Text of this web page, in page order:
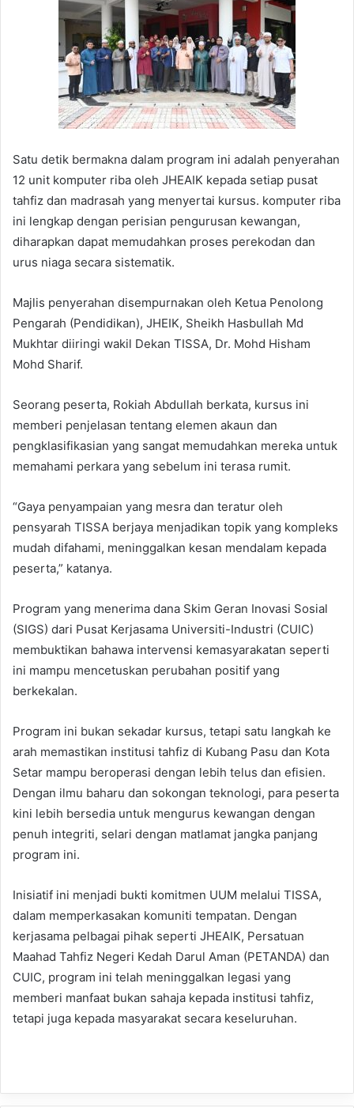
Satu detik bermakna dalam program ini adalah penyerahan
12 unit komputer riba oleh JHEAIK kepada setiap pusat
tahfiz dan madrasah yang menyertai kursus. komputer riba
ini lengkap dengan perisian pengurusan kewangan,
diharapkan dapat memudahkan proses perekodan dan
urus niaga secara sistematik.
Majlis penyerahan disempurnakan oleh Ketua Penolong
Pengarah (Pendidikan), JHEIK, Sheikh Hasbullah Md
Mukhtar diiringi wakil Dekan TISSA, Dr. Mohd Hisham
Mohd Sharif.
Seorang peserta, Rokiah Abdullah berkata, kursus ini
memberi penjelasan tentang elemen akaun dan
pengklasifikasian yang sangat memudahkan mereka untuk
memahami perkara yang sebelum ini terasa rumit.
“Gaya penyampaian yang mesra dan teratur oleh
pensyarah TISSA berjaya menjadikan topik yang kompleks
mudah difahami, meninggalkan kesan mendalam kepada
peserta,” katanya.
Program yang menerima dana Skim Geran Inovasi Sosial
(SIGS) dari Pusat Kerjasama Universiti-Industri (CUIC)
membuktikan bahawa intervensi kemasyarakatan seperti
ini mampu mencetuskan perubahan positif yang
berkekalan.
Program ini bukan sekadar kursus, tetapi satu langkah ke
arah memastikan institusi tahfiz di Kubang Pasu dan Kota
Setar mampu beroperasi dengan lebih telus dan efisien.
Dengan ilmu baharu dan sokongan teknologi, para peserta
kini lebih bersedia untuk mengurus kewangan dengan
penuh integriti, selari dengan matlamat jangka panjang
program ini.
Inisiatif ini menjadi bukti komitmen UUM melalui TISSA,
dalam memperkasakan komuniti tempatan. Dengan
kerjasama pelbagai pihak seperti JHEAIK, Persatuan
Maahad Tahfiz Negeri Kedah Darul Aman (PETANDA) dan
CUIC, program ini telah meninggalkan legasi yang
memberi manfaat bukan sahaja kepada institusi tahfiz,
tetapi juga kepada masyarakat secara keseluruhan.